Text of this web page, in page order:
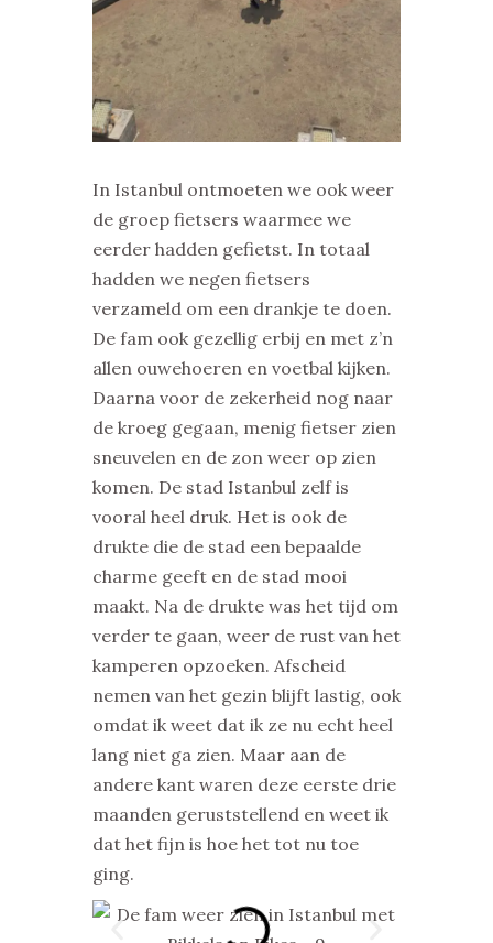
In Istanbul ontmoeten we ook weer
de groep fietsers waarmee we
eerder hadden gefietst. In totaal
hadden we negen fietsers
verzameld om een drankje te doen.
De fam ook gezellig erbij en met z’n
allen ouwehoeren en voetbal kijken.
Daarna voor de zekerheid nog naar
de kroeg gegaan, menig fietser zien
sneuvelen en de zon weer op zien
komen. De stad Istanbul zelf is
vooral heel druk. Het is ook de
drukte die de stad een bepaalde
charme geeft en de stad mooi
maakt. Na de drukte was het tijd om
verder te gaan, weer de rust van het
kamperen opzoeken. Afscheid
nemen van het gezin blijft lastig, ook
omdat ik weet dat ik ze nu echt heel
lang niet ga zien. Maar aan de
andere kant waren deze eerste drie
maanden geruststellend en weet ik
dat het fijn is hoe het tot nu toe
ging.